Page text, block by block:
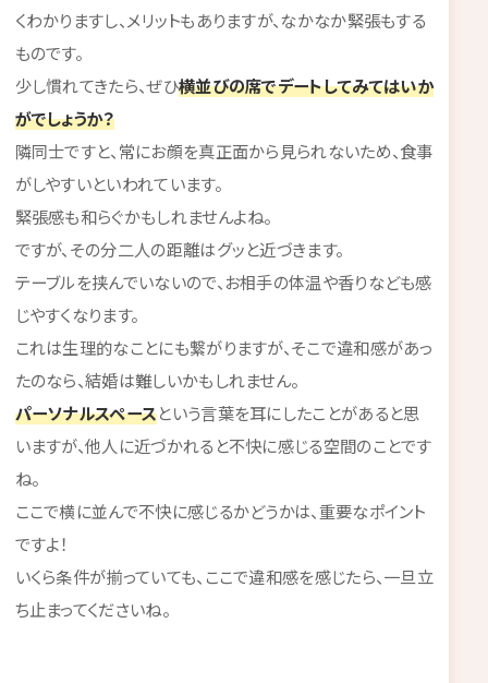
くわかりますし、メリットもありますが、なかなか緊張もする
ものです。
少し慣れてきたら、ぜひ横並びの席でデートしてみてはいか
がでしょうか？
隣同士ですと、常にお顔を真正面から見られないため、食事
がしやすいといわれています。
緊張感も和らぐかもしれませんよね。
ですが、その分二人の距離はグッと近づきます。
テーブルを挟んでいないので、お相手の体温や香りなども感
じやすくなります。
これは生理的なことにも繋がりますが、そこで違和感があっ
たのなら、結婚は難しいかもしれません。
パーソナルスペースという言葉を耳にしたことがあると思
いますが、他人に近づかれると不快に感じる空間のことです
ね。
ここで横に並んで不快に感じるかどうかは、重要なポイント
ですよ！
いくら条件が揃っていても、ここで違和感を感じたら、一旦立
ち止まってくださいね。